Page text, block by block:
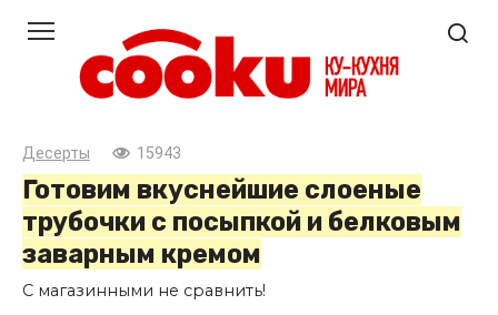
контенту
Десерты 15943
Готовим вкуснейшие слоеные
трубочки с посыпкой и белковым
заварным кремом
С магазинными не сравнить!